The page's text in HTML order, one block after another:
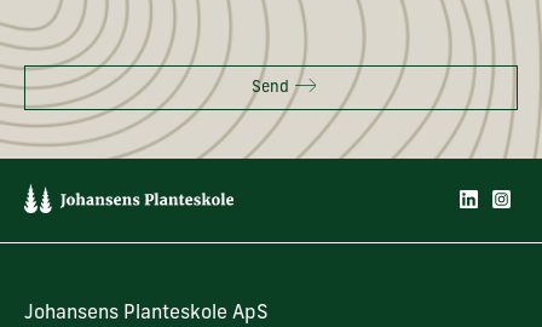
Send
Johansens Planteskole ApS